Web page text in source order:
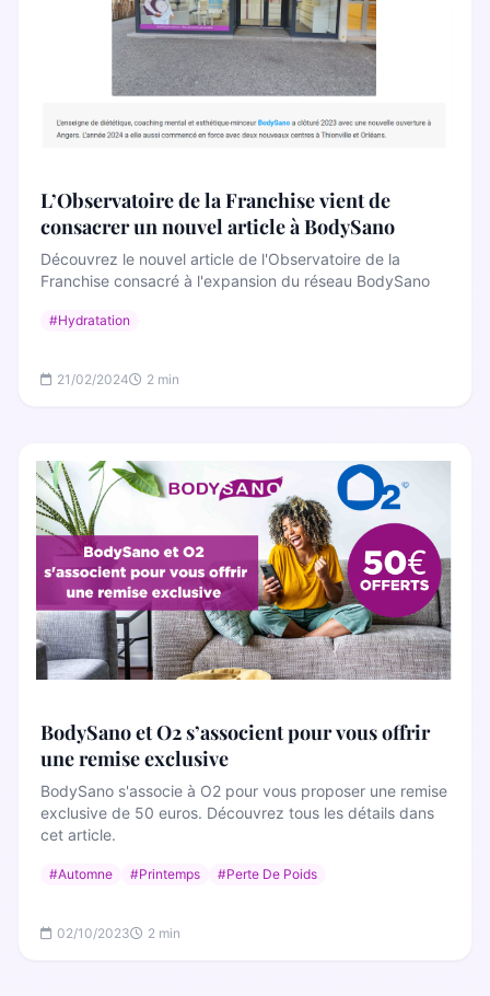
L’Observatoire de la Franchise vient de
consacrer un nouvel article à BodySano
Découvrez le nouvel article de l'Observatoire de la
Franchise consacré à l'expansion du réseau BodySano
#Hydratation
21/02/2024 2 min
BodySano et O2 s’associent pour vous offrir
une remise exclusive
BodySano s'associe à O2 pour vous proposer une remise
exclusive de 50 euros. Découvrez tous les détails dans
cet article.
#Automne #Printemps #Perte De Poids
02/10/2023 2 min